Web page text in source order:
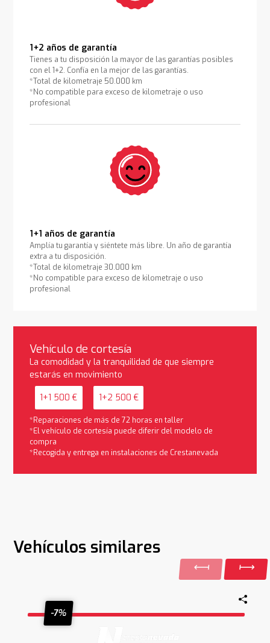
1+2 años de garantía
Tienes a tu disposición la mayor de las garantías posibles
con el 1+2. Confía en la mejor de las garantías.
*Total de kilometraje 50.000 km
*No compatible para exceso de kilometraje o uso
profesional
1+1 años de garantía
Amplía tu garantía y siéntete más libre. Un año de garantía
extra a tu disposición.
*Total de kilometraje 30.000 km
*No compatible para exceso de kilometraje o uso
profesional
Vehículo de cortesía
La comodidad y la tranquilidad de que siempre
estarás en movimiento
1+1 500 € 1+2 500 €
*Reparaciones de más de 72 horas en taller
*El vehículo de cortesía puede diferir del modelo de
compra
*Recogida y entrega en instalaciones de Crestanevada
Vehículos similares
-7%